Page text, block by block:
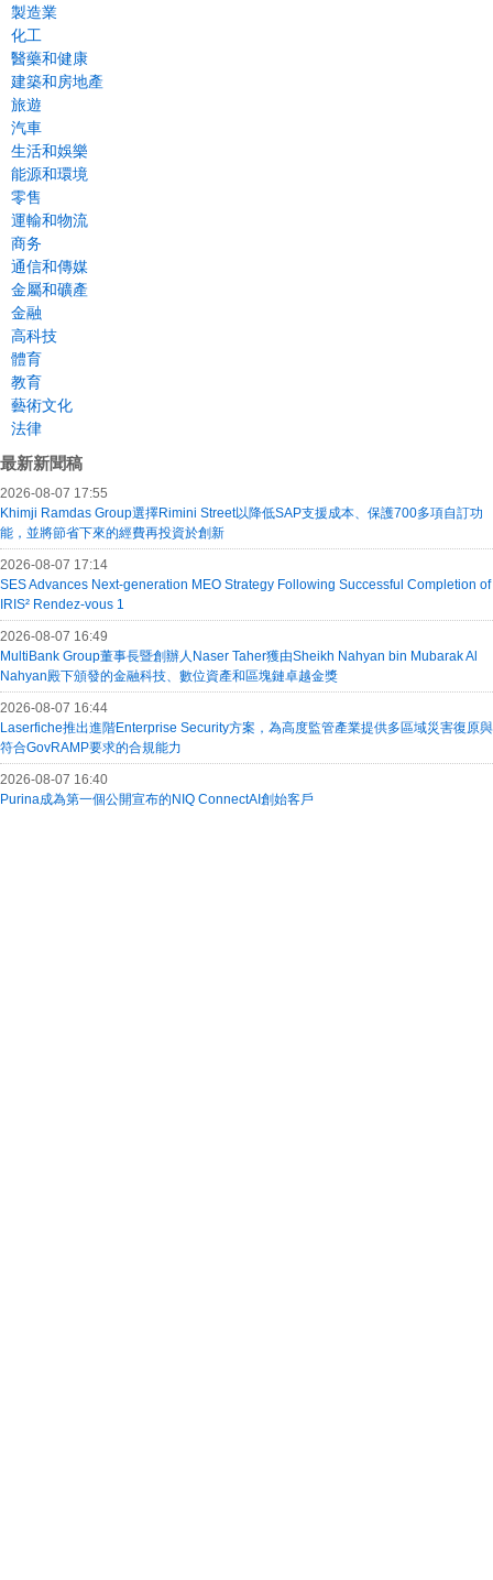
製造業
化工
醫藥和健康
建築和房地產
旅遊
汽車
生活和娛樂
能源和環境
零售
運輸和物流
商务
通信和傳媒
金屬和礦產
金融
高科技
體育
教育
藝術文化
法律
最新新聞稿
2026-08-07 17:55
Khimji Ramdas Group選擇Rimini Street以降低SAP支援成本、保護700多項自訂功
能，並將節省下來的經費再投資於創新
2026-08-07 17:14
SES Advances Next-generation MEO Strategy Following Successful Completion of
IRIS² Rendez-vous 1
2026-08-07 16:49
MultiBank Group董事長暨創辦人Naser Taher獲由Sheikh Nahyan bin Mubarak Al
Nahyan殿下頒發的金融科技、數位資產和區塊鏈卓越金獎
2026-08-07 16:44
Laserfiche推出進階Enterprise Security方案，為高度監管產業提供多區域災害復原與
符合GovRAMP要求的合規能力
2026-08-07 16:40
Purina成為第一個公開宣布的NIQ ConnectAI創始客戶